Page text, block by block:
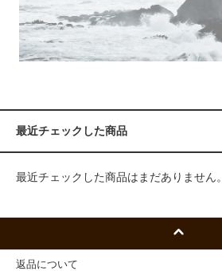
最近チェックした商品
最近チェックした商品はまだありません。
返品について